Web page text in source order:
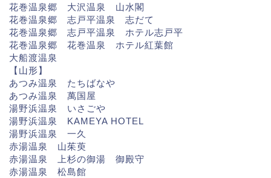
花巻温泉郷 大沢温泉 山水閣
花巻温泉郷 志戸平温泉 志だて
花巻温泉郷 志戸平温泉 ホテル志戸平
花巻温泉郷 花巻温泉 ホテル紅葉館
大船渡温泉
【山形】
あつみ温泉 たちばなや
あつみ温泉 萬国屋
湯野浜温泉 いさごや
湯野浜温泉 KAMEYA HOTEL
湯野浜温泉 一久
赤湯温泉 山茱萸
赤湯温泉 上杉の御湯 御殿守
赤湯温泉 松島館